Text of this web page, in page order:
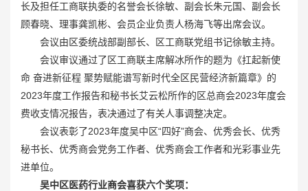
长及担任工商联执委的名誉会长徐敏、副会长朱元国、副会长
顾春晓、理事龚凯彬、会员企业负责人杨海飞等出席会议。
会议由区委统战部副部长、区工商联党组书记徐敏主持。
会议审议通过了区工商联主席解冰所作的题为《扛起新使
命 奋进新征程 聚势赋能谱写新时代全区民营经济新篇章》的
2023年度工作报告和秘书长艾云松所作的区总商会2023年度会
费收支情况报告，表决通过了有关人事调整决定。
会议表彰了2023年度吴中区“四好”商会、优秀会长、优秀
秘书长、优秀商会党务工作者、优秀商会工作者和光彩事业先
进单位。
吴中区医药行业商会喜获六个奖项：